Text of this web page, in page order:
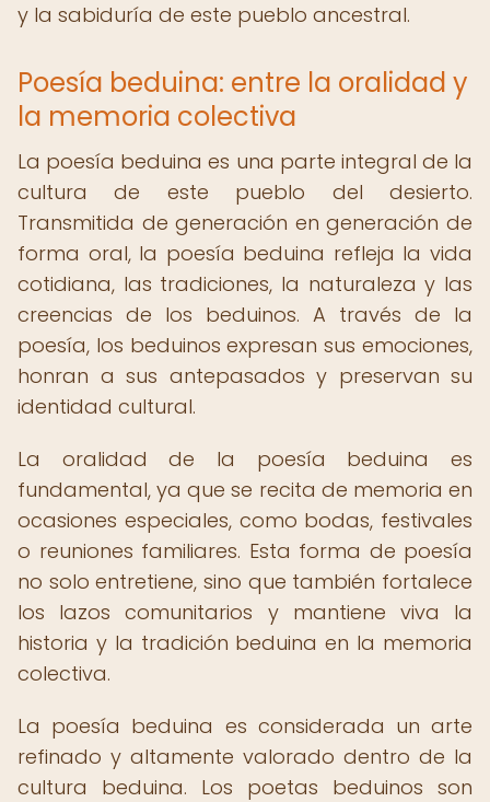
y la sabiduría de este pueblo ancestral.
Poesía beduina: entre la oralidad y
la memoria colectiva
La poesía beduina es una parte integral de la
cultura de este pueblo del desierto.
Transmitida de generación en generación de
forma oral, la poesía beduina refleja la vida
cotidiana, las tradiciones, la naturaleza y las
creencias de los beduinos. A través de la
poesía, los beduinos expresan sus emociones,
honran a sus antepasados y preservan su
identidad cultural.
La oralidad de la poesía beduina es
fundamental, ya que se recita de memoria en
ocasiones especiales, como bodas, festivales
o reuniones familiares. Esta forma de poesía
no solo entretiene, sino que también fortalece
los lazos comunitarios y mantiene viva la
historia y la tradición beduina en la memoria
colectiva.
La poesía beduina es considerada un arte
refinado y altamente valorado dentro de la
cultura beduina. Los poetas beduinos son